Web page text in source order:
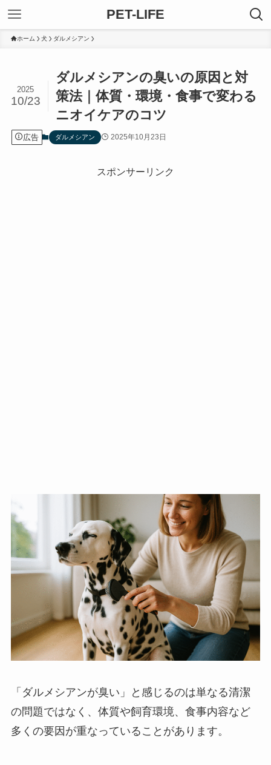
PET-LIFE
ホーム 犬 ダルメシアン
ダルメシアンの臭いの原因と対
策法｜体質・環境・食事で変わる
ニオイケアのコツ
2025
10/23
広告 ダルメシアン 2025年10月23日
スポンサーリンク
「ダルメシアンが臭い」と感じるのは単なる清潔
の問題ではなく、体質や飼育環境、食事内容など
多くの要因が重なっていることがあります。